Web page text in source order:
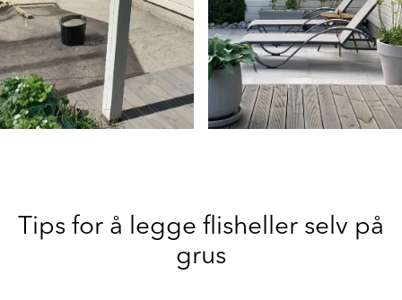
Tips for å legge flisheller selv på